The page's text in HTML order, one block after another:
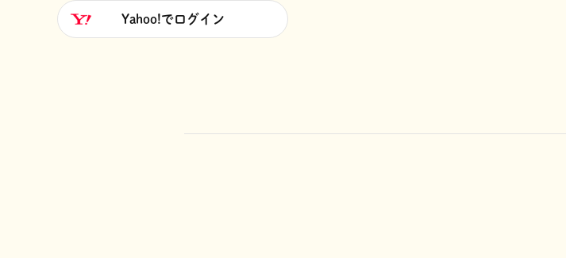
Yahoo!でログイン